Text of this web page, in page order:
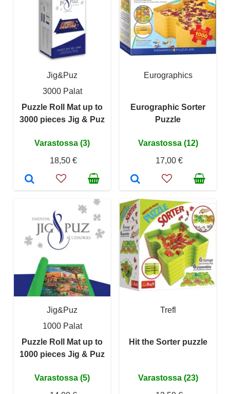
Jig&Puz
3000 Palat
Puzzle Roll Mat up to
3000 pieces Jig & Puz
Varastossa (3)
18,50 €
Eurographics
Eurographic Sorter
Puzzle
Varastossa (12)
17,00 €
Jig&Puz
1000 Palat
Puzzle Roll Mat up to
1000 pieces Jig & Puz
Varastossa (5)
Trefl
Hit the Sorter puzzle
Varastossa (23)